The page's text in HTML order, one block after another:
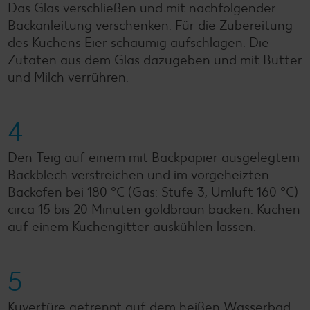
Das Glas verschließen und mit nachfolgender
Backanleitung verschenken: Für die Zubereitung
des Kuchens Eier schaumig aufschlagen. Die
Zutaten aus dem Glas dazugeben und mit Butter
und Milch verrühren.
4
Den Teig auf einem mit Backpapier ausgelegtem
Backblech verstreichen und im vorgeheizten
Backofen bei 180 °C (Gas: Stufe 3, Umluft 160 °C)
circa 15 bis 20 Minuten goldbraun backen. Kuchen
auf einem Kuchengitter auskühlen lassen.
5